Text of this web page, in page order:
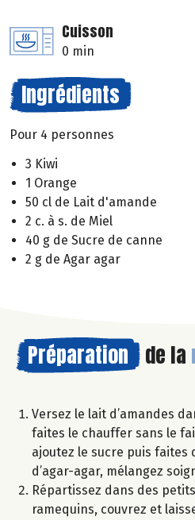
Cuisson
0 min
Ingrédients
Pour 4 personnes
3 Kiwi
1 Orange
50 cl de Lait d'amande
2 c. à s. de Miel
40 g de Sucre de canne
2 g de Agar agar
Préparation de la
Versez le lait d’amandes
faites le chauffer sans le
ajoutez le sucre puis faites
d’agar-agar, mélangez
Répartissez dans des
ramequins, couvrez et